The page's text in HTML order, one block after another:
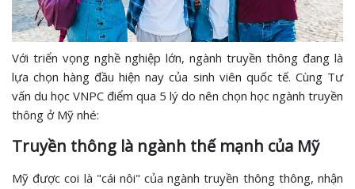
Với triển vọng nghề nghiệp lớn, ngành truyền thông đang là
lựa chọn hàng đầu hiện nay của sinh viên quốc tế. Cùng Tư
vấn du học VNPC điểm qua 5 lý do nên chọn học ngành truyền
thông ở Mỹ nhé:
Truyền thông là ngành thế mạnh của Mỹ
Mỹ được coi là "cái nôi" của ngành truyền thông thông, nhận